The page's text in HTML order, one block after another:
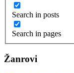
Search in posts
Search in pages
Žanrovi